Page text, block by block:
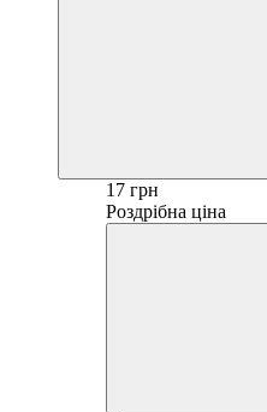
17 грн
Роздрібна ціна